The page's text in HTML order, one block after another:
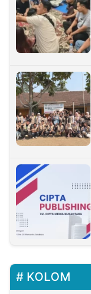
KOLOM